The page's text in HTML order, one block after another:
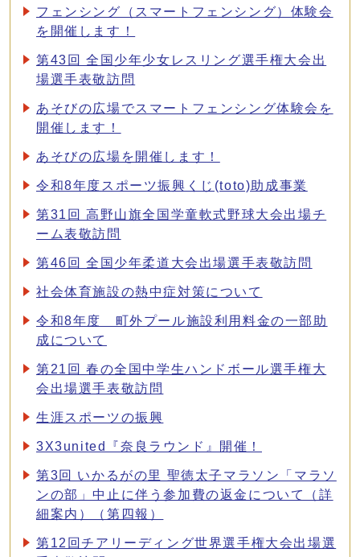
フェンシング（スマートフェンシング）体験会
を開催します！
第43回 全国少年少女レスリング選手権大会出
場選手表敬訪問
あそびの広場でスマートフェンシング体験会を
開催します！
あそびの広場を開催します！
令和8年度スポーツ振興くじ(toto)助成事業
第31回 高野山旗全国学童軟式野球大会出場チ
ーム表敬訪問
第46回 全国少年柔道大会出場選手表敬訪問
社会体育施設の熱中症対策について
令和8年度 町外プール施設利用料金の一部助
成について
第21回 春の全国中学生ハンドボール選手権大
会出場選手表敬訪問
生涯スポーツの振興
3X3united『奈良ラウンド』開催！
第3回 いかるがの里 聖徳太子マラソン「マラソ
ンの部」中止に伴う参加費の返金について（詳
細案内）（第四報）
第12回チアリーディング世界選手権大会出場選